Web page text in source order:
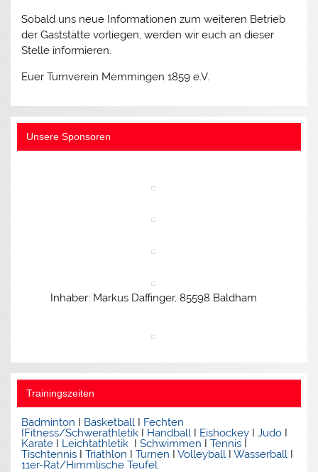
Sobald uns neue Informationen zum weiteren Betrieb
der Gaststätte vorliegen, werden wir euch an dieser
Stelle informieren.
Euer Turnverein Memmingen 1859 e.V.
Unsere Sponsoren
Inhaber: Markus Daffinger, 85598 Baldham
Trainingszeiten
Badminton I Basketball I Fechten
IFitness/Schwerathletik I Handball I Eishockey IJudo I
Karate I Leichtathletik ISchwimmen ITennis I
Tischtennis ITriathlon ITurnen IVolleyball IWasserball I
11er-Rat/Himmlische Teufel